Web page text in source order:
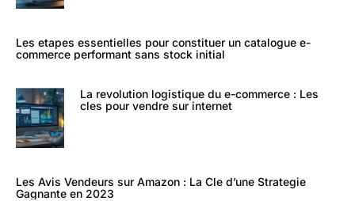
Les etapes essentielles pour constituer un catalogue e-
commerce performant sans stock initial
La revolution logistique du e-commerce : Les
cles pour vendre sur internet
Les Avis Vendeurs sur Amazon : La Cle d’une Strategie
Gagnante en 2023